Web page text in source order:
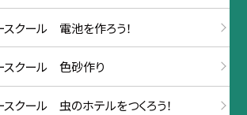
クール 電池を作ろう！
スクール 色砂作り
クール 虫のホテルをつくろう！